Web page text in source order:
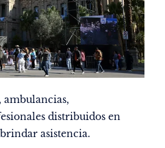
ambulancias,
distribuidos en
asistencia.